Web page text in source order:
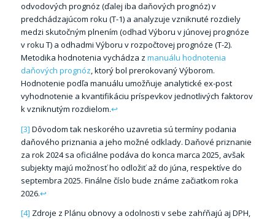
odvodových prognóz (ďalej iba daňových prognóz) v
predchádzajúcom roku (T-1) a analyzuje vzniknuté rozdiely
medzi skutočným plnením (odhad Výboru v júnovej prognóze
v roku T) a odhadmi Výboru v rozpočtovej prognóze (T-2).
Metodika hodnotenia vychádza z manuálu hodnotenia
daňových prognóz, ktorý bol prerokovaný Výborom.
Hodnotenie podľa manuálu umožňuje analytické ex-post
vyhodnotenie a kvantifikáciu príspevkov jednotlivých faktorov
k vzniknutým rozdielom.↩
[3] Dôvodom tak neskorého uzavretia sú termíny podania
daňového priznania a jeho možné odklady. Daňové priznanie
za rok 2024 sa oficiálne podáva do konca marca 2025, avšak
subjekty majú možnosť ho odložiť až do júna, respektíve do
septembra 2025. Finálne číslo bude známe začiatkom roka
2026.↩
[4] Zdroje z Plánu obnovy a odolnosti v sebe zahŕňajú aj DPH,